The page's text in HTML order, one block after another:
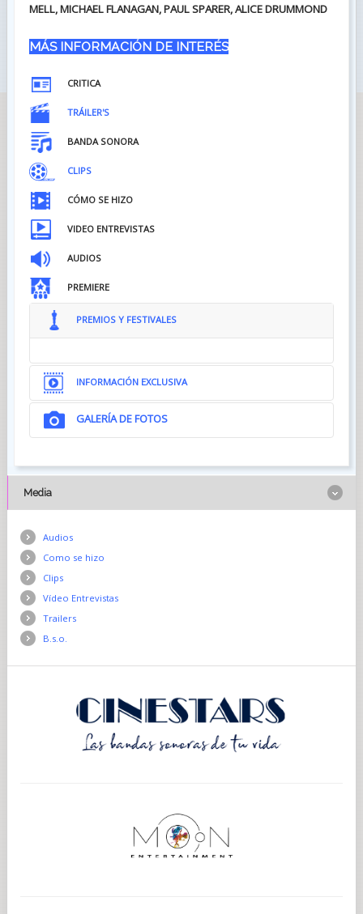
MELL, MICHAEL FLANAGAN, PAUL SPARER, ALICE DRUMMOND
MÁS INFORMACIÓN DE INTERÉS
CRITICA
TRÁILER'S
BANDA SONORA
CLIPS
CÓMO SE HIZO
VIDEO ENTREVISTAS
AUDIOS
PREMIERE
PREMIOS Y FESTIVALES
INFORMACIÓN EXCLUSIVA
GALERÍA DE FOTOS
Media
Audios
Como se hizo
Clips
Vídeo Entrevistas
Trailers
B.s.o.